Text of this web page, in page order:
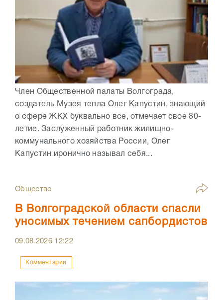
Член Общественной палаты Волгограда,
создатель Музея тепла Олег Капустин, знающий
о сфере ЖКХ буквально все, отмечает свое 80-
летие. Заслуженный работник жилищно-
коммунального хозяйства России, Олег
Капустин иронично называл себя...
Общество
В Волгоградской области спасли
уносимых течением сапбордистов
09.08.2026 12:22
Комментарии